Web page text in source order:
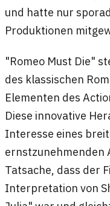
und hatte nur
Produktionen
"Romeo Must Die"
des klassischen
Elementen des
Diese innovative
Interesse eines
ernstzunehmenden
Tatsache, dass der
Interpretation von